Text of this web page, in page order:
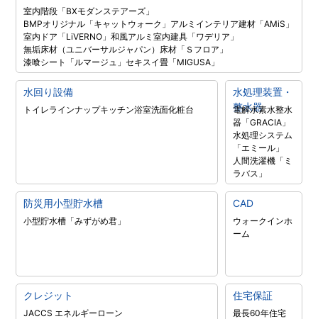
室内階段「BXモダンステアーズ」
BMPオリジナル「キャットウォーク」 アルミインテリア建材「AMiS」
室内ドア「LiVERNO」和風アルミ室内建具「ワデリア」
無垢床材（ユニバーサルジャパン） 床材「Ｓフロア」
漆喰シート「ルマージュ」セキスイ畳「MIGUSA」
水回り設備
トイレラインナップキッチン浴室洗面化粧台
水処理装置・
整水器
電解水素水整水
器「GRACIA」
水処理システム
「エミール」
人間洗濯機「ミ
ラバス」
防災用小型貯水槽
小型貯水槽「みずがめ君」
CAD
ウォークインホ
ーム
クレジット
JACCS エネルギーローン
住宅保証
最長60年住宅